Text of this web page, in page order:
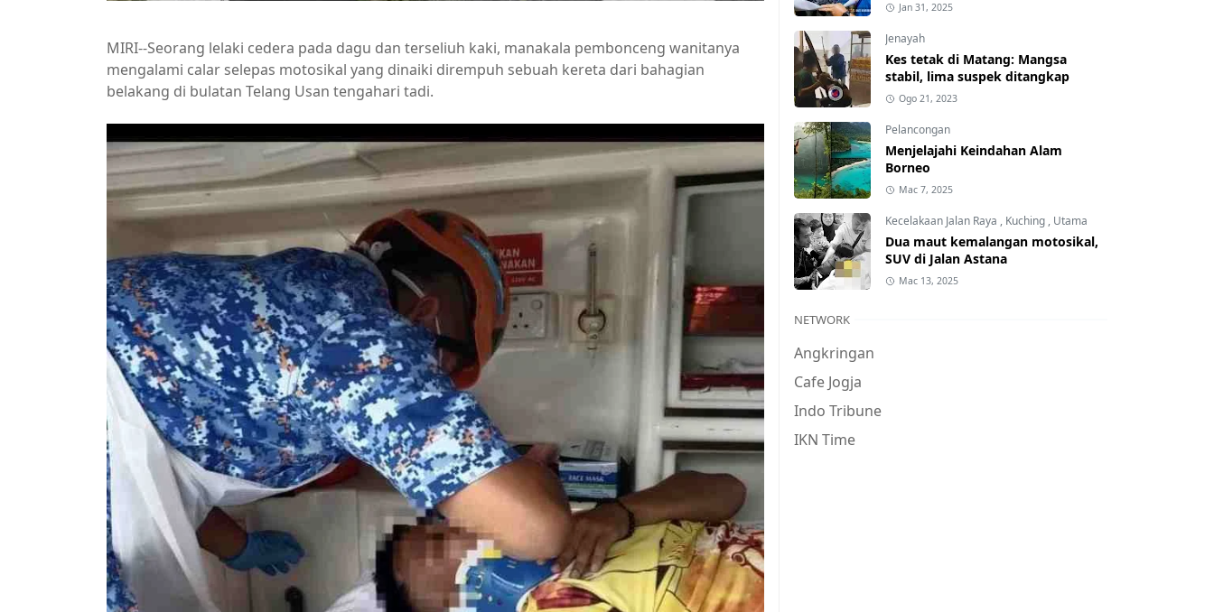
MIRI--Seorang lelaki cedera pada dagu dan terseliuh kaki, manakala pembonceng wanitanya
mengalami calar selepas motosikal yang dinaiki dirempuh sebuah kereta dari bahagian
belakang di bulatan Telang Usan tengahari tadi.
Jan 31, 2025
Jenayah
Kes tetak di Matang: Mangsa
stabil, lima suspek ditangkap
Ogo 21, 2023
Pelancongan
Menjelajahi Keindahan Alam
Borneo
Mac 7, 2025
Kecelakaan Jalan Raya , Kuching , Utama
Dua maut kemalangan motosikal,
SUV di Jalan Astana
Mac 13, 2025
NETWORK
Angkringan
Cafe Jogja
Indo Tribune
IKN Time